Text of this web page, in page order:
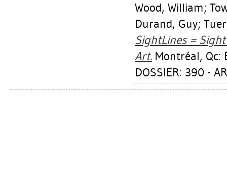
Wood, William;
Durand, Guy;
SightLines =
Art. Montréal, Qc:
DOSSIER: 390 -